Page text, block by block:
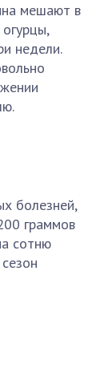
мешают в
недели.
болезней,
граммов
сотню